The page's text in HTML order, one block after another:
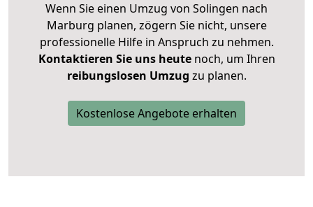
Wenn Sie einen Umzug von Solingen nach
Marburg planen, zögern Sie nicht, unsere
professionelle Hilfe in Anspruch zu nehmen.
Kontaktieren Sie uns heutenoch, um Ihren
reibungslosen Umzug zu planen.
Kostenlose Angebote erhalten